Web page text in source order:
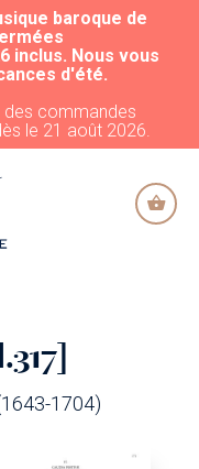
baroque de
inclus. Nous vous
d'été.
des commandes
le 21 août 2026.
1704)